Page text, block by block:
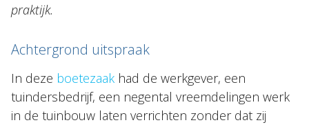
praktijk.
Achtergrond uitspraak
In deze boetezaak had de werkgever, een
tuindersbedrijf, een negental vreemdelingen werk
in de tuinbouw laten verrichten zonder dat zij